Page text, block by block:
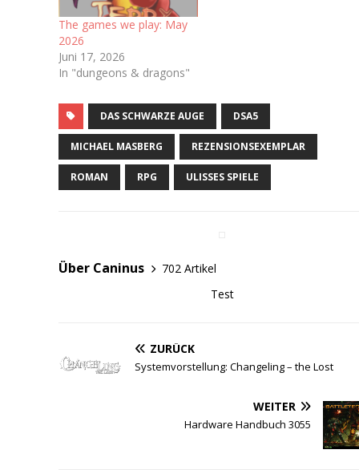
bin sogar auf dem
dazugehörigen Discord-
Server…
The games we play: May
2026
Juni 17, 2026
In "dungeons & dragons"
DAS SCHWARZE AUGE DSA5
MICHAEL MASBERG REZENSIONSEXEMPLAR
ROMAN RPG ULISSES SPIELE
Über Caninus
702 Artikel
Test
ZURÜCK
Systemvorstellung: Changeling – the Lost
WEITER
Hardware Handbuch 3055